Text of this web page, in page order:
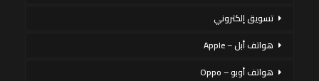
تسويق إلكتروني
هواتف أبل – Apple
هواتف أوبو – Oppo